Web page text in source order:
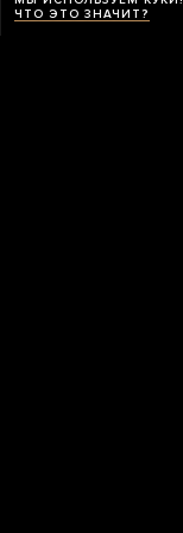
ЧТО ЭТО ЗНАЧИТ?